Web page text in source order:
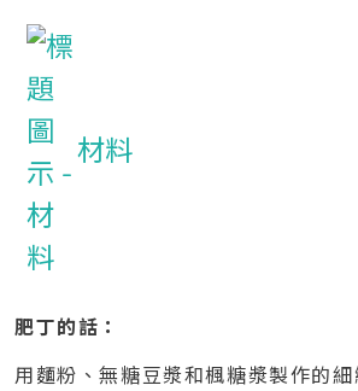
材料
肥丁的話：
用麵粉、無糖豆漿和楓糖漿製作的